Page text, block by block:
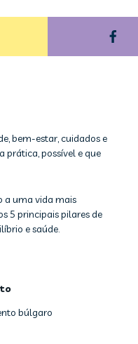
bem-estar, cuidados e
prática, possível e que
a uma vida mais
5 principais pilares de
e saúde.
búlgaro